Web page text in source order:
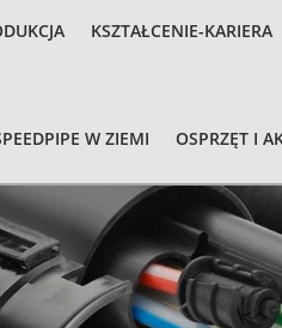
KSZTAŁCENIE-KARIERA
W ZIEMI OSPRZĘT I